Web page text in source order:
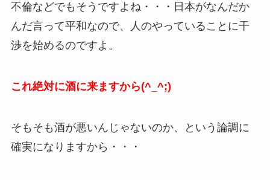
不倫などでもそうですよね・・・日本がなんだか
んだ言って平和なので、人のやっていることに干
渉を始めるのですよ。
これ絶対に酒に来ますから(^_^;)
そもそも酒が悪いんじゃないのか、という論調に
確実になりますから・・・